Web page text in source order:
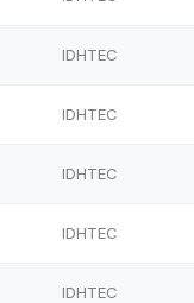
IDHTEC
IDHTEC
IDHTEC
IDHTEC
IDHTEC